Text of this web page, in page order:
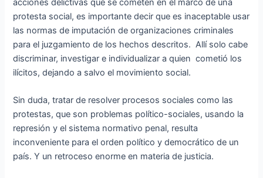
protesta social, es importante decir que es inaceptable usar
las normas de imputación de organizaciones criminales
para el juzgamiento de los hechos descritos. Allí solo cabe
discriminar, investigar e individualizar a quien cometió los
ilícitos, dejando a salvo el movimiento social.
Sin duda, tratar de resolver procesos sociales como las
protestas, que son problemas político-sociales, usando la
represión y el sistema normativo penal, resulta
inconveniente para el orden político y democrático de un
país. Y un retroceso enorme en materia de justicia.